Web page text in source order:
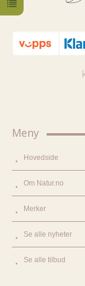
Meny
Hovedside
Om Natur.no
Merker
Se alle nyheter
Se alle tilbud